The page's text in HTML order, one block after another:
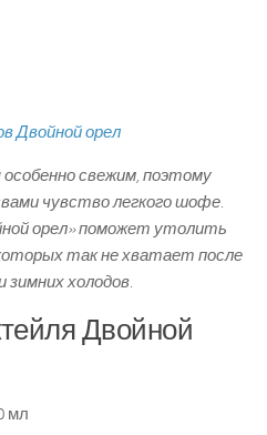
свежим, поэтому
чувство легкого шофе.
орел» поможет утолить
так не хватает после
зимних холодов.
Двойной
мл